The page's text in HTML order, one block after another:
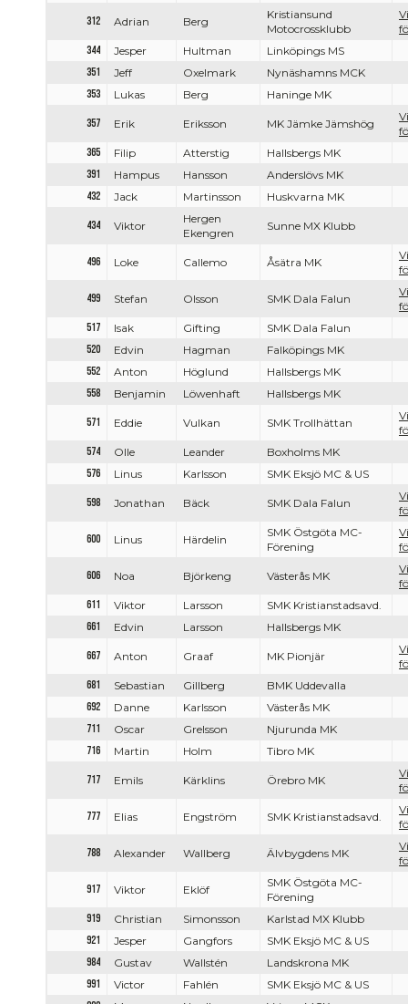
312 Adrian Berg
Kristiansund
Motocrossklubb
344
Jesper Hultman
Linköpings MS
351
Jeff Oxelmark
Nynäshamns MCK
353
Lukas Berg Haninge MK
357 Erik Eriksson MK Jämke Jämshög
365
Filip Atterstig
Hallsbergs MK
391
Hampus Hansson
Anderslövs MK
432
Jack Martinsson Huskvarna MK
434 Viktor
Hergen
Ekengren
Sunne MX Klubb
496 Loke Callemo Åsätra MK
499 Stefan Olsson SMK Dala Falun
517
Isak Gifting
SMK Dala Falun
520
Edvin Hagman
Falköpings MK
552
Anton Höglund
Hallsbergs MK
558
Benjamin Löwenhaft Hallsbergs MK
571 Eddie Vulkan SMK Trollhättan
574
Olle Leander
Boxholms MK
576
Linus Karlsson SMK Eksjö MC & US
598 Jonathan Bäck SMK Dala Falun
600 Linus Härdelin
SMK Östgöta MC-
Förening
606 Noa Björkeng Västerås MK
611
Viktor Larsson
SMK Kristianstadsavd.
661
Edvin Larsson Hallsbergs MK
667 Anton Graaf MK Pionjär
681
Sebastian Gillberg
BMK Uddevalla
692
Danne Karlsson
Västerås MK
711
Oscar Grelsson
Njurunda MK
716
Martin Holm Tibro MK
717 Emils Kärklins Örebro MK
777 Elias Engström SMK Kristianstadsavd.
788 Alexander Wallberg Älvbygdens MK
917 Viktor Eklöf
SMK Östgöta MC-
Förening
919
Christian Simonsson
Karlstad MX Klubb
921
Jesper Gangfors
SMK Eksjö MC & US
984
Gustav Wallstén
Landskrona MK
991
Victor Fahlén
SMK Eksjö MC & US